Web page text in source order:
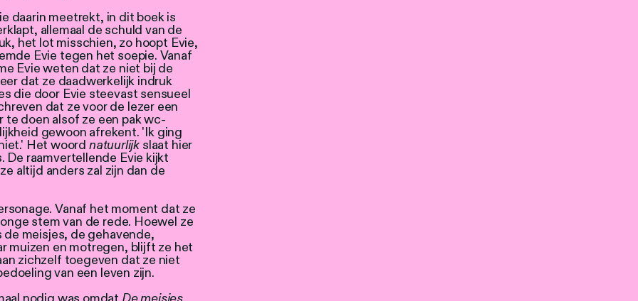
daarin meetrekt, in dit boek is
allemaal de schuld van de
het lot misschien, zo hoopt Evie,
Evie tegen het soepie. Vanaf
Evie weten dat ze niet bij de
dat ze daadwerkelijk indruk
die door Evie steevast sensueel
dat ze voor de lezer een
te doen alsof ze een pak wc-
gewoon afrekent. 'Ik ging
Het woord natuurlijk slaat hier
De raamvertellende Evie kijkt
altijd anders zal zijn dan de
Vanaf het moment dat ze
stem van de rede. Hoewel ze
meisjes, de gehavende,
muizen en motregen, blijft ze het
zichzelf toegeven dat ze niet
van een leven zijn.